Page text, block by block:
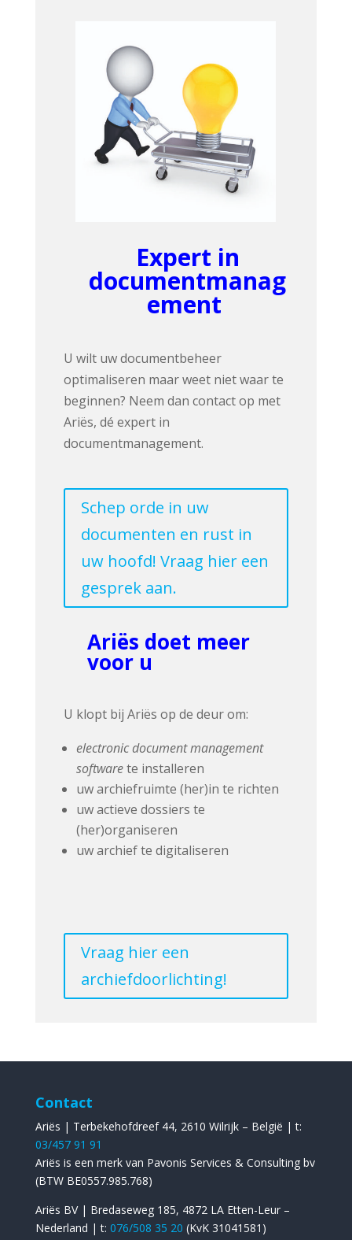
Expert in
documentmanag
ement
U wilt uw documentbeheer
optimaliseren maar weet niet waar te
beginnen? Neem dan contact op met
Ariës, dé expert in
documentmanagement.
Schep orde in uw
documenten en rust in
uw hoofd! Vraag hier een
gesprek aan.
Ariës doet meer
voor u
U klopt bij Ariës op de deur om:
electronic document management
softwarete installeren
uw archiefruimte (her)in te richten
uw actieve dossiers te
(her)organiseren
uw archief te digitaliseren
Vraag hier een
archiefdoorlichting!
Contact
Ariës | Terbekehofdreef 44, 2610 Wilrijk – België | t:
03/457 91 91
Ariës is een merk van Pavonis Services & Consulting bv
(BTW BE0557.985.768)
Ariës BV | Bredaseweg 185, 4872 LA Etten-Leur –
Nederland | t: 076/508 35 20 (KvK 31041581)